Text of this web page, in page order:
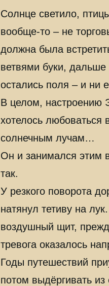
Солнце светило,
вообще-то – не
должна была
ветвями буки, дальше
остались поля – и ни
В целом, настроению
хотелось любоваться
солнечным лучам…
Он и занимался этим
так.
У резкого поворота
натянул тетиву на
воздушный щит,
тревога оказалось
Годы путешествий
потом выдёргивать